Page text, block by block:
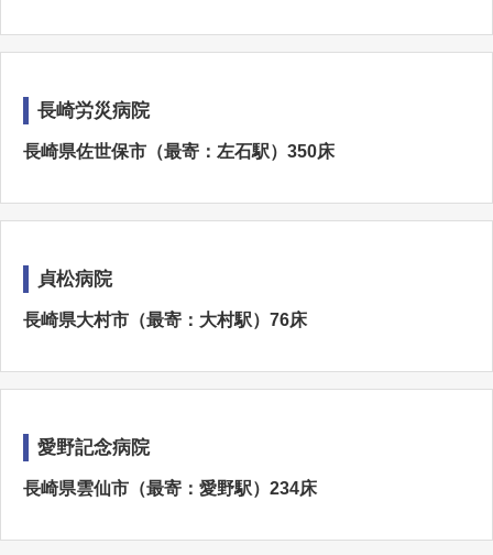
長崎労災病院
長崎県佐世保市（最寄：左石駅）350床
貞松病院
長崎県大村市（最寄：大村駅）76床
愛野記念病院
長崎県雲仙市（最寄：愛野駅）234床